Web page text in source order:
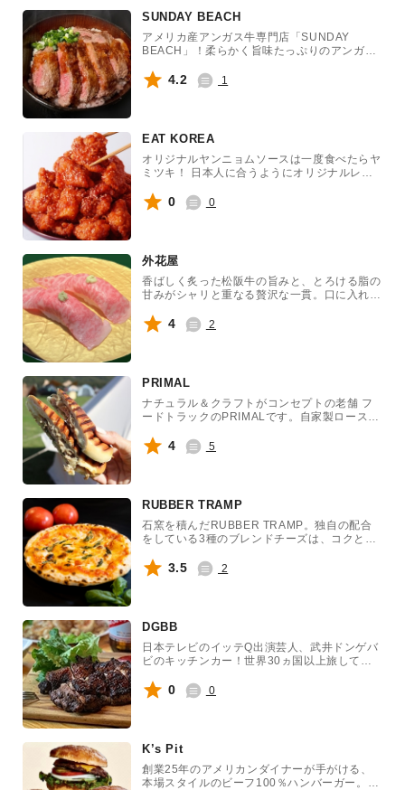
SUNDAY BEACH
アメリカ産アンガス牛専門店「SUNDAY
BEACH」！柔らかく旨味たっぷりのアンガス
くりオーブンで蒸し焼きにしたローストビーフ
をご用意。
4.2 1
EAT KOREA
オリジナルヤンニョムソースは一度食べたらヤ
ミツキ！ 日本人に合うようにオリジナルレシ
ラも柔らかジューシー！
0 0
外花屋
香ばしく炙った松阪牛の旨みと、とろける脂の
甘みがシャリと重なる贅沢な一貫。口に入れた
れる極上の炙り寿司です。
4 2
PRIMAL
ナチュラル＆クラフトがコンセプトの老舗 フ
ードトラックのPRIMALです。自家製ロースト
産地直送のじゃがいもを使用したプレミアムフ
レンチフライなど人気のメニューをご用意して
4 5
RUBBER TRAMP
石窯を積んだRUBBER TRAMP。独自の配合
をしている3種のブレンドチーズは、コクと旨
てが手作りです!
3.5 2
DGBB
日本テレビのイッテQ出演芸人、武井ドンゲバ
ビのキッチンカー！世界30ヵ国以上旅して見
わり。キッチンカー製作にあたり、あの今趣味
では日本一の佐田ビルダーズの佐田さんにキッ
トを盛り上げます。お笑いライブ感のあるキッ
チンカーで、アウトドアや旅、音楽などのジャ
ンルでメディアとは深く関わってきたので、美
味しい以外もお客さんに喜んで頂くパフォーマ
0 0
K’s Pit
創業25年のアメリカンダイナーが手がける、
本場スタイルのビーフ100％ハンバーガー。高